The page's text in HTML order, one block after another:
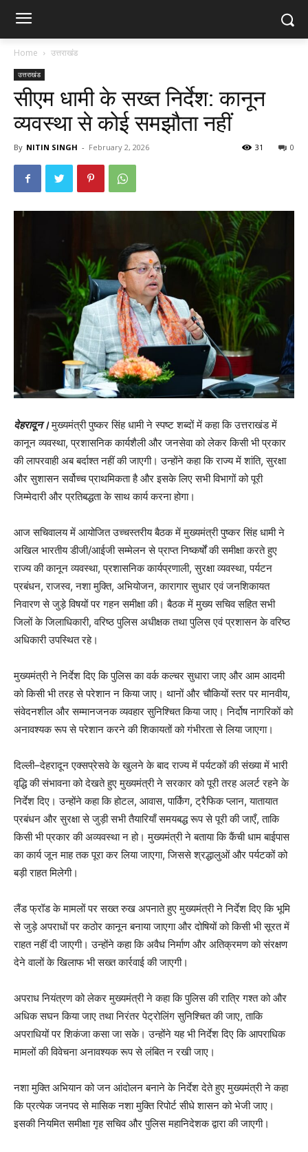
Home उत्तराखंड
उत्तराखंड
सीएम धामी के सख्त निर्देश: कानून
व्यवस्था से कोई समझौता नहीं
By NITIN SINGH - February 2, 2026 0
31
देहरादून।मुख्यमंत्री पुष्कर सिंह धामी ने स्पष्ट शब्दों में कहा कि उत्तराखंड में
कानून व्यवस्था, प्रशासनिक कार्यशैली और जनसेवा को लेकर किसी भी प्रकार
की लापरवाही अब बर्दाश्त नहीं की जाएगी। उन्होंने कहा कि राज्य में शांति, सुरक्षा
और सुशासन सर्वोच्च प्राथमिकता है और इसके लिए सभी विभागों को पूरी
जिम्मेदारी और प्रतिबद्धता के साथ कार्य करना होगा।
आज सचिवालय में आयोजित उच्चस्तरीय बैठक में मुख्यमंत्री पुष्कर सिंह धामी ने
अखिल भारतीय डीजी/आईजी सम्मेलन से प्राप्त निष्कर्षों की समीक्षा करते हुए
राज्य की कानून व्यवस्था, प्रशासनिक कार्यप्रणाली, सुरक्षा व्यवस्था, पर्यटन
प्रबंधन, राजस्व, नशा मुक्ति, अभियोजन, कारागार सुधार एवं जनशिकायत
निवारण से जुड़े विषयों पर गहन समीक्षा की। बैठक में मुख्य सचिव सहित सभी
जिलों के जिलाधिकारी, वरिष्ठ पुलिस अधीक्षक तथा पुलिस एवं प्रशासन के वरिष्ठ
अधिकारी उपस्थित रहे।
मुख्यमंत्री ने निर्देश दिए कि पुलिस का वर्क कल्चर सुधारा जाए और आम आदमी
को किसी भी तरह से परेशान न किया जाए। थानों और चौकियों स्तर पर मानवीय,
संवेदनशील और सम्मानजनक व्यवहार सुनिश्चित किया जाए। निर्दोष नागरिकों को
अनावश्यक रूप से परेशान करने की शिकायतों को गंभीरता से लिया जाएगा।
दिल्ली–देहरादून एक्सप्रेसवे के खुलने के बाद राज्य में पर्यटकों की संख्या में भारी
वृद्धि की संभावना को देखते हुए मुख्यमंत्री ने सरकार को पूरी तरह अलर्ट रहने के
निर्देश दिए। उन्होंने कहा कि होटल, आवास, पार्किंग, ट्रैफिक प्लान, यातायात
प्रबंधन और सुरक्षा से जुड़ी सभी तैयारियाँ समयबद्ध रूप से पूरी की जाएँ, ताकि
किसी भी प्रकार की अव्यवस्था न हो। मुख्यमंत्री ने बताया कि कैंची धाम बाईपास
का कार्य जून माह तक पूरा कर लिया जाएगा, जिससे श्रद्धालुओं और पर्यटकों को
बड़ी राहत मिलेगी।
लैंड फ्रॉड के मामलों पर सख्त रुख अपनाते हुए मुख्यमंत्री ने निर्देश दिए कि भूमि
से जुड़े अपराधों पर कठोर कानून बनाया जाएगा और दोषियों को किसी भी सूरत में
राहत नहीं दी जाएगी। उन्होंने कहा कि अवैध निर्माण और अतिक्रमण को संरक्षण
देने वालों के खिलाफ भी सख्त कार्रवाई की जाएगी।
अपराध नियंत्रण को लेकर मुख्यमंत्री ने कहा कि पुलिस की रात्रि गश्त को और
अधिक सघन किया जाए तथा निरंतर पेट्रोलिंग सुनिश्चित की जाए, ताकि
अपराधियों पर शिकंजा कसा जा सके। उन्होंने यह भी निर्देश दिए कि आपराधिक
मामलों की विवेचना अनावश्यक रूप से लंबित न रखी जाए।
नशा मुक्ति अभियान को जन आंदोलन बनाने के निर्देश देते हुए मुख्यमंत्री ने कहा
कि प्रत्येक जनपद से मासिक नशा मुक्ति रिपोर्ट सीधे शासन को भेजी जाए।
इसकी नियमित समीक्षा गृह सचिव और पुलिस महानिदेशक द्वारा की जाएगी।